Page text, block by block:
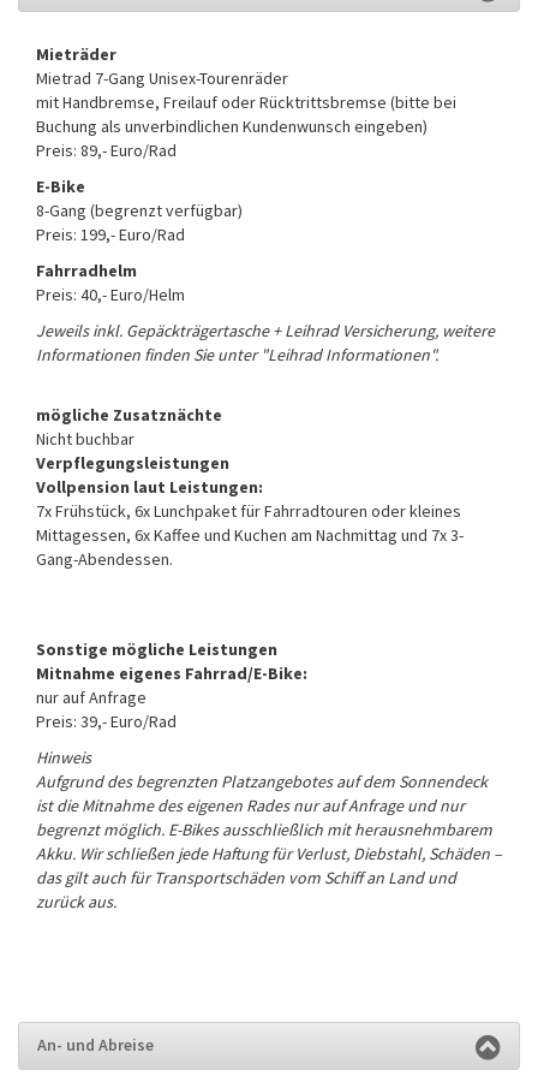
Mieträder
Mietrad 7-Gang Unisex-Tourenräder
mit Handbremse, Freilauf oder Rücktrittsbremse (bitte bei
Buchung als unverbindlichen Kundenwunsch eingeben)
Preis: 89,- Euro/Rad
E-Bike
8-Gang (begrenzt verfügbar)
Preis: 199,- Euro/Rad
Fahrradhelm
Preis: 40,- Euro/Helm
Jeweils inkl. Gepäckträgertasche + Leihrad Versicherung, weitere
Informationen finden Sie unter "Leihrad Informationen".
mögliche Zusatznächte
Nicht buchbar
Verpflegungsleistungen
Vollpension laut Leistungen:
7x Frühstück, 6x Lunchpaket für Fahrradtouren oder kleines
Mittagessen, 6x Kaffee und Kuchen am Nachmittag und 7x 3-
Gang-Abendessen.
Sonstige mögliche Leistungen
Mitnahme eigenes Fahrrad/E-Bike:
nur auf Anfrage
Preis: 39,- Euro/Rad
Hinweis
Aufgrund des begrenzten Platzangebotes auf dem Sonnendeck
ist die Mitnahme des eigenen Rades nur auf Anfrage und nur
begrenzt möglich. E-Bikes ausschließlich mit herausnehmbarem
Akku. Wir schließen jede Haftung für Verlust, Diebstahl, Schäden –
das gilt auch für Transportschäden vom Schiff an Land und
zurück aus.
An- und Abreise